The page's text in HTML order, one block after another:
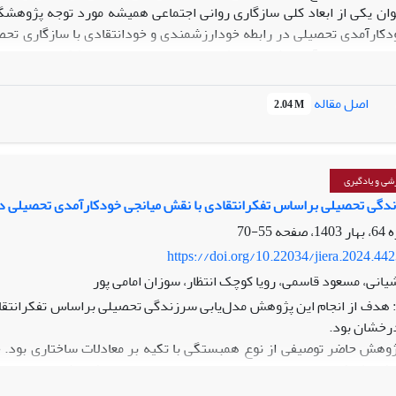
یکی از ابعاد کلی سازگاری روانی اجتماعی همیشه مورد توجه
تحصیلی در رابطه خودارزشمندی و خودانتقادی با
خودارزشمندی و سازگاری تحصیلی از طریق خودکارآمدی و رابطه
پژوهش می‌توان از بسته‌های آموزشی مبتنی بر سازگاری تحصیلی
نمود.
اصل مقاله 2.04 M
و یادگیری
تحصیلی براساس تفکرانتقادی با نقش میانجی خودکارآمدی
55-70
https://doi.org/10.22034/
مسعود قاسمی، رویا کوچک انتظار، سوزان امامی پور
از انجام این پژوهش مدل‌یابی سرزندگی تحصیلی براساس
بود.
حاضر توصیفی از نوع همبستگی با تکیه بر معادلات ساختاری